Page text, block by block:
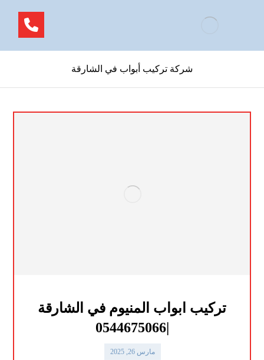
شركة تركيب أبواب في الشارقة
تركيب ابواب المنيوم في الشارقة
|0544675066
مارس 26, 2025